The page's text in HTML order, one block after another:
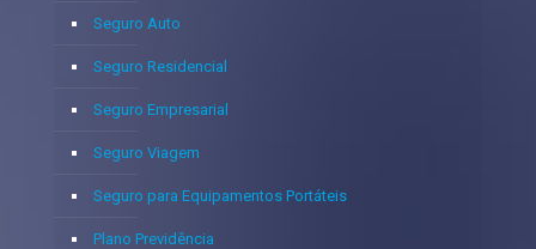
Seguro Auto
Seguro Residencial
Seguro Empresarial
Seguro Viagem
Seguro para Equipamentos Portáteis
Plano Previdência